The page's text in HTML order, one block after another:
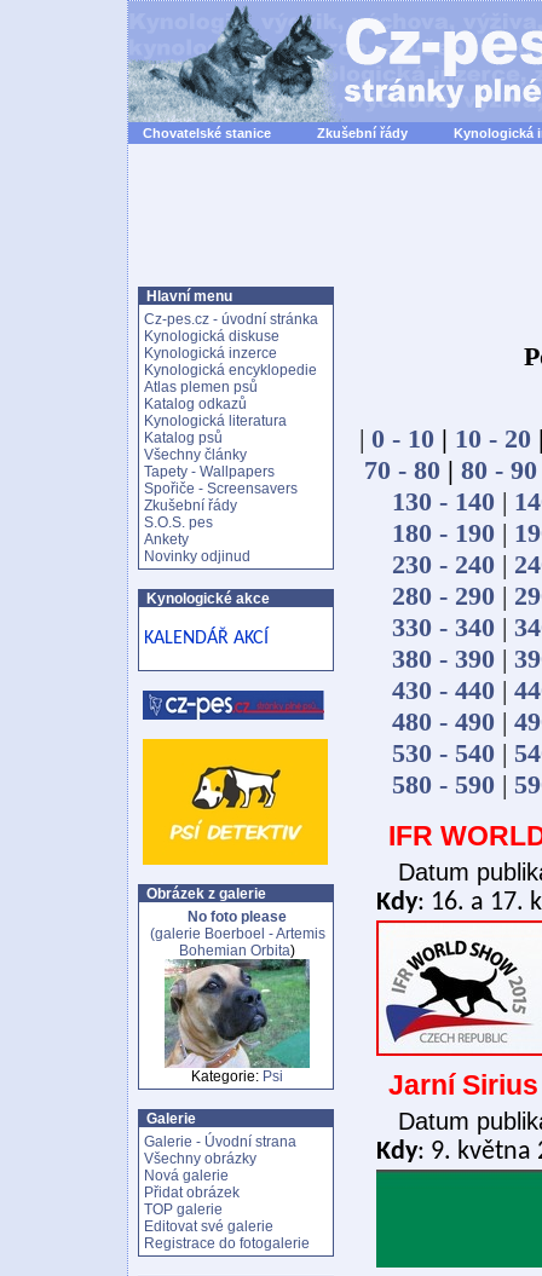
Chovatelské stanice Zkušební řády Kynologická
Hlavní menu
Cz-pes.cz - úvodní stránka
Kynologická diskuse
Kynologická inzerce
Kynologická encyklopedie
Atlas plemen psů
Katalog odkazů
Kynologická literatura
Katalog psů
Všechny články
Tapety - Wallpapers
Spořiče - Screensavers
Zkušební řády
S.O.S. pes
Ankety
Novinky odjinud
Kynologické akce
KALENDÁŘ AKCÍ
Obrázek z galerie
No foto please
(galerie Boerboel - Artemis
Bohemian Orbita)
Kategorie: Psi
Galerie
Galerie - Úvodní strana
Všechny obrázky
Nová galerie
Přidat obrázek
TOP galerie
Editovat své galerie
Registrace do fotogalerie
| 0 - 10 | 10 - 20
70 - 80 | 80 - 90
130 - 140 |
180 - 190 |
230 - 240 |
280 - 290 |
330 - 340 |
380 - 390 |
430 - 440 |
480 - 490 |
530 - 540 |
580 - 590 |
IFR
Datum
Kdy: 16. a 17.
Jarní Sirius
Datum
Kdy: 9. května